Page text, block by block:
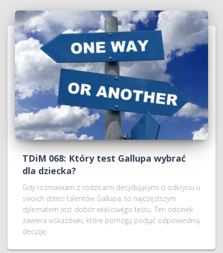
TDiM 068: Który test Gallupa wybrać
dla dziecka?
Gdy rozmawiam z rodzicami decydującymi o odkryciu u
swoich dzieci talentów Gallupa, to najczęstszym
dylematem jest dobór właściwego testu. Ten odcinek
zawiera wskazówki, które pomogą podjąć odpowiednią
decyzję.